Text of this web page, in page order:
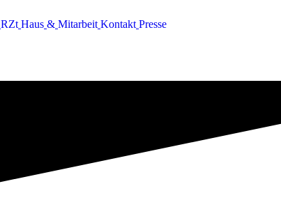
RZt Haus & Mitarbeit Kontakt Presse